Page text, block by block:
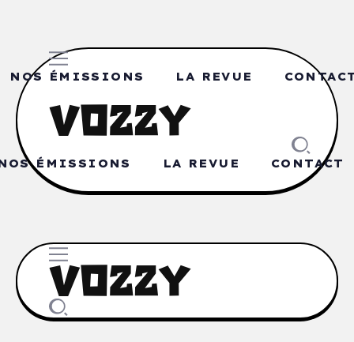
NOS ÉMISSIONS LA REVUE
ÉMISSIONS LA REVUE CONTACT